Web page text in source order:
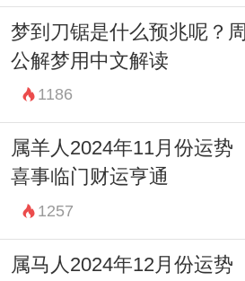
梦到刀锯是什么预兆呢？周
公解梦用中文解读
1186
属羊人2024年11月份运势
喜事临门财运亨通
1257
属马人2024年12月份运势